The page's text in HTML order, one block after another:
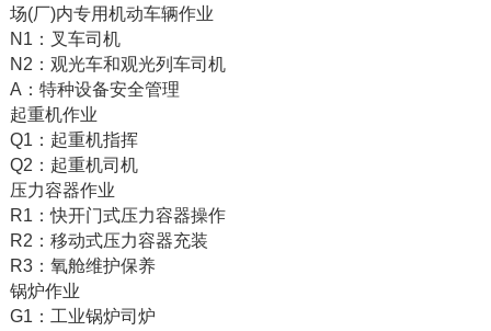
场(厂)内专用机动车辆作业
N1：叉车司机
N2：观光车和观光列车司机
A：特种设备安全管理
起重机作业
Q1：起重机指挥
Q2：起重机司机
压力容器作业
R1：快开门式压力容器操作
R2：移动式压力容器充装
R3：氧舱维护保养
锅炉作业
G1：工业锅炉司炉